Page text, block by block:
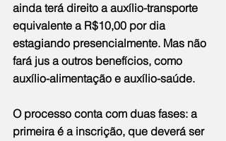
ainda terá direito a auxílio-transporte
equivalente a R$10,00 por dia
estagiando presencialmente. Mas não
fará jus a outros benefícios, como
auxílio-alimentação e auxílio-saúde.
O processo conta com duas fases: a
primeira é a inscrição, que deverá ser